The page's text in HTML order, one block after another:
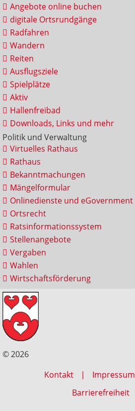
Angebote online buchen
digitale Ortsrundgänge
Radfahren
Wandern
Reiten
Ausflugsziele
Spielplätze
Aktiv
Hallenfreibad
Downloads, Links und mehr
Politik und Verwaltung
Virtuelles Rathaus
Rathaus
Bekanntmachungen
Mängelformular
Onlinedienste und eGovernment
Ortsrecht
Ratsinformationssystem
Stellenangebote
Vergaben
Wahlen
Wirtschaftsförderung
© 2026
Kontakt
Impressum
Barrierefreiheit